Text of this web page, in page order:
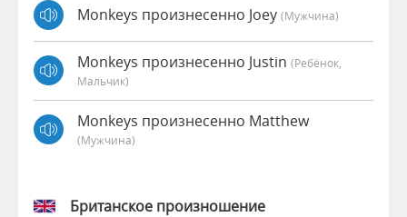
Monkeys произнесенно Joey (мужчина)
Monkeys произнесенно Justin (Ребёнок,
Мальчик)
Monkeys произнесенно Matthew
(мужчина)
Британское произношение